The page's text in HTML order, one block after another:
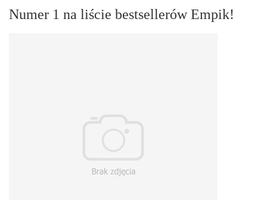
Numer 1 na liście bestsellerów Empik!